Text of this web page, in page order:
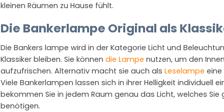
kleinen Räumen zu Hause fühlt.
Die Bankerlampe Original als
Die Bankers lampe wird in der Kategorie Licht und
Klassiker bleiben. Sie können die Lampe nutzen, um den
aufzufrischen. Alternativ macht sie auch als Leselampe eine
Viele Bankerlampen lassen sich in ihrer Helligkeit individuell
bekommen Sie in jedem Raum genau das Licht, welches Sie
benötigen.